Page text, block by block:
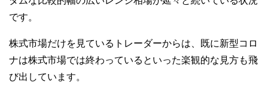
です。
株式市場だけを見ているトレーダーからは、既に新型コロ
ナは株式市場では終わっているといった楽観的な見方も飛
び出しています。